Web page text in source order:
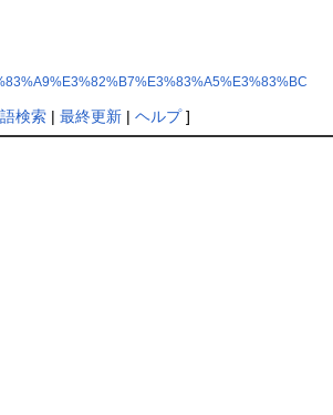
検索| 最終更新| ヘルプ]